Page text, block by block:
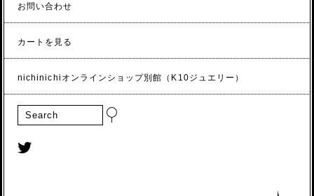
お問い合わせ
カートを見る
nichinichiオンラインショップ別館（K10ジュエリー）